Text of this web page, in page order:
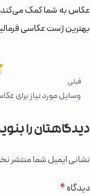
عکاس به شما کمک می‌کند
بهترین ژست عکاسی
قبلی
وسایل مورد نیاز برای
دیدگاهتان را
نشانی ایمیل شما منتشر
دیدگاه*